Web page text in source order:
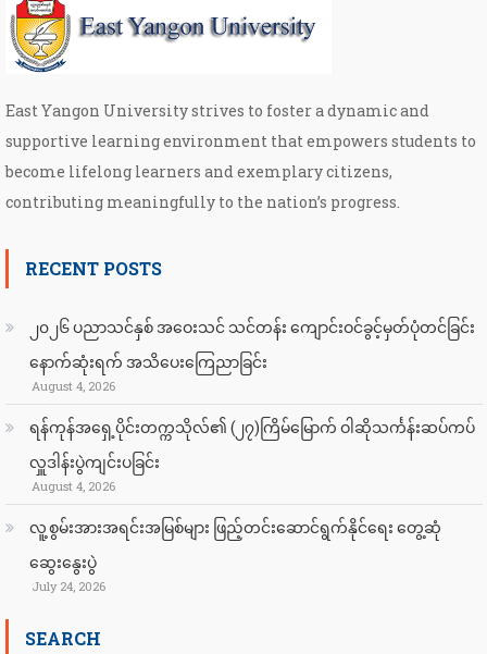
East Yangon University strives to foster a dynamic and
supportive learning environment that empowers students to
become lifelong learners and exemplary citizens,
contributing meaningfully to the nation’s progress.
RECENT POSTS
၂၀၂၆ ပညာသင်နှစ် အဝေးသင် သင်တန်း ကျောင်းဝင်ခွင့်မှတ်ပုံတင်ခြင်း
နောက်ဆုံးရက် အသိပေးကြေညာခြင်း
August 4, 2026
ရန်ကုန်အရှေ့ပိုင်းတက္ကသိုလ်၏ (၂၇)ကြိမ်မြောက် ဝါဆိုသင်္ကန်းဆပ်ကပ်
လှူဒါန်းပွဲကျင်းပခြင်း
August 4, 2026
လူ့စွမ်းအားအရင်းအမြစ်များ ဖြည့်တင်းဆောင်ရွက်နိုင်ရေး တွေ့ဆုံ
ဆွေးနွေးပွဲ
July 24, 2026
SEARCH